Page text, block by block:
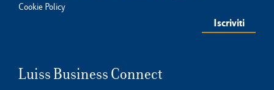
Cookie Policy
Luiss Business Connect